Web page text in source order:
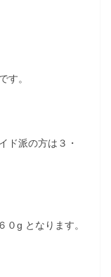
す。
ド派の方は３・
g となります。